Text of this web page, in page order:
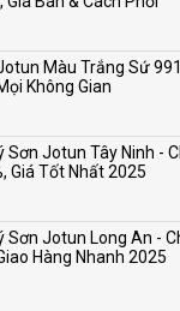
Màu Trắng Sứ
Không Gian
Sơn Jotun Tây Ninh -
Giá Tốt Nhất 2025
Sơn Jotun Long An -
Hàng Nhanh 2025